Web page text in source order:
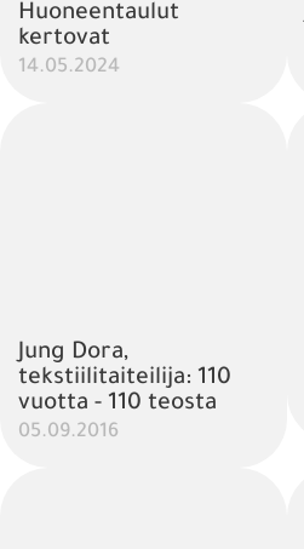
Huoneentaulut
kertovat
14.05.2024
Jung Dora,
tekstiilitaiteilija: 110
vuotta - 110 teosta
05.09.2016